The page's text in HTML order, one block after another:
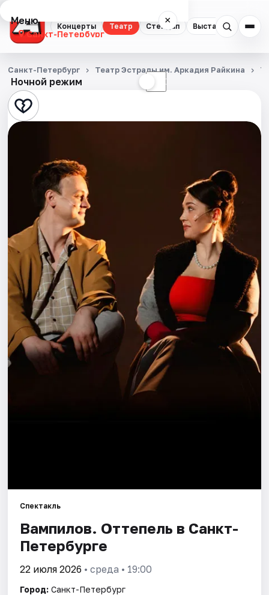
Концерты Театр Стендап Выставки
Меню ×
Санкт-Петербург
Концерты
Театр
Стендап
Квесты
Экскурсии
Спорт
События
Города
Площадки
Артисты
Ночной режим ☾
Санкт-Петербург Театр Эстрады им. Аркадия Райкина
Спектакль
Вампилов. Оттепель в Санкт-
Петербурге
22 июля 2026 • среда • 19:00
Город: Санкт-Петербург